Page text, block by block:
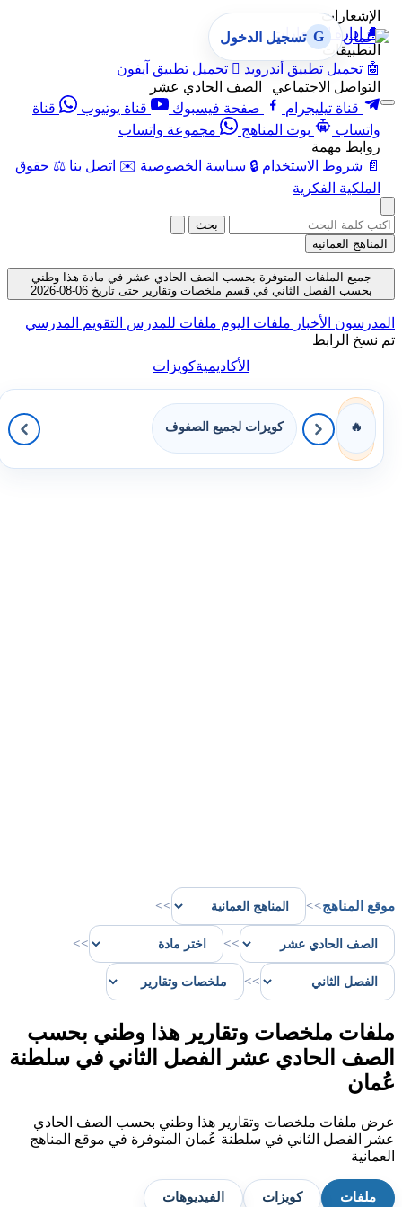
الإشعارات
🔔 إدارة الإشعارات
التطبيقات
🤖 تحميل تطبيق أندرويد  تحميل تطبيق آيفون
التواصل الاجتماعي | الصف الحادي عشر
قناة تيليجرام
صفحة فيسبوك قناة يوتيوب
قناة
واتساب
بوت المناهج
مجموعة واتساب
روابط مهمة
📄 شروط الاستخدام 🔒 سياسة الخصوصية ✉️ اتصل بنا ⚖️ حقوق
الملكية الفكرية
G تسجيل الدخول
بحث
المناهج العمانية
جميع الملفات المتوفرة بحسب الصف الحادي عشر في مادة هذا وطني
بحسب الفصل الثاني في قسم ملخصات وتقارير حتى تاريخ 06-08-2026
المدرسون الأخبار ملفات اليوم ملفات للمدرس التقويم المدرسي
تم نسخ الرابط
الأكاديميةكويزات
🔥 كويزات لجميع الصفوف
موقع المناهج>>
>>
>>
>>
>>
ملفات ملخصات وتقارير هذا وطني بحسب
الصف الحادي عشر الفصل الثاني في سلطنة
عُمان
عرض ملفات ملخصات وتقارير هذا وطني بحسب الصف الحادي
عشر الفصل الثاني في سلطنة عُمان المتوفرة في موقع المناهج
العمانية
ملفات كويزات الفيديوهات